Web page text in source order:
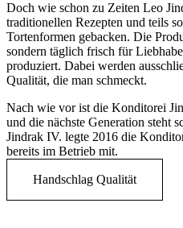
Doch wie schon zu Zeiten Leo
traditionellen Rezepten und teils
Tortenformen gebacken. Die
sondern täglich frisch für
produziert. Dabei werden
Qualität, die man schmeckt.
Nach wie vor ist die Konditorei
und die nächste Generation steht
Jindrak IV. legte 2016 die
bereits im Betrieb mit.
Handschlag Qualität